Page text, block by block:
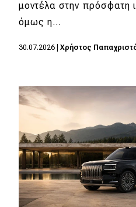
μοντέλα στην πρόσφατη
όμως η…
30.07.2026 Χρήστος